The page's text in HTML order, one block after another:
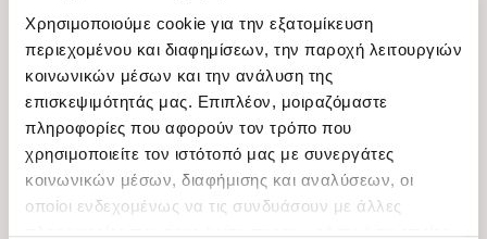
Χρησιμοποιούμε cookie για την εξατομίκευση
περιεχομένου και διαφημίσεων, την παροχή λειτουργιών
κοινωνικών μέσων και την ανάλυση της
επισκεψιμότητάς μας. Επιπλέον, μοιραζόμαστε
πληροφορίες που αφορούν τον τρόπο που
χρησιμοποιείτε τον ιστότοπό μας με συνεργάτες
κοινωνικών μέσων, διαφήμισης και αναλύσεων, οι
οποίοι ενδεχομένως να τις συνδυάσουν με άλλες
View
Ebita
Παιδική πυζάμα για
View
Ebita
Παιδική πυζάμα για